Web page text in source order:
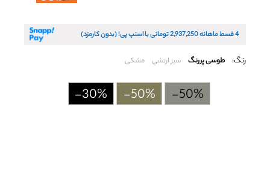
4 قسط ماهانه 2,937,250تومانی با اسنپ پی! (بدون کارمزد)
رنگ: طوسی پررنگ سبز ارتشی مشکی
-50%
-50%
-30%